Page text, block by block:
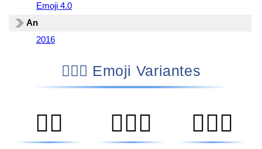
Emoji 4.0
An
2016
👨🏿‍⚖️ Emoji Variantes
🧑‍⚖️ 🧑🏻‍⚖️ 🧑🏼‍⚖️